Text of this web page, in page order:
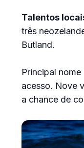
Talentos
três
Butland.
Principal
acesso. Nove
a chance de